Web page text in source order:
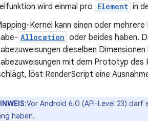
wird einmal pro Element in
Kernel kann einen oder mehrere
Allocation oder beides haben.
dieselben
mit dem Prototyp des
löst RenderScript eine
:Vor Android 6.0 (API-Level 23) darf
haben.